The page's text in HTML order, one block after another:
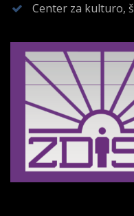
Center za kulturo,